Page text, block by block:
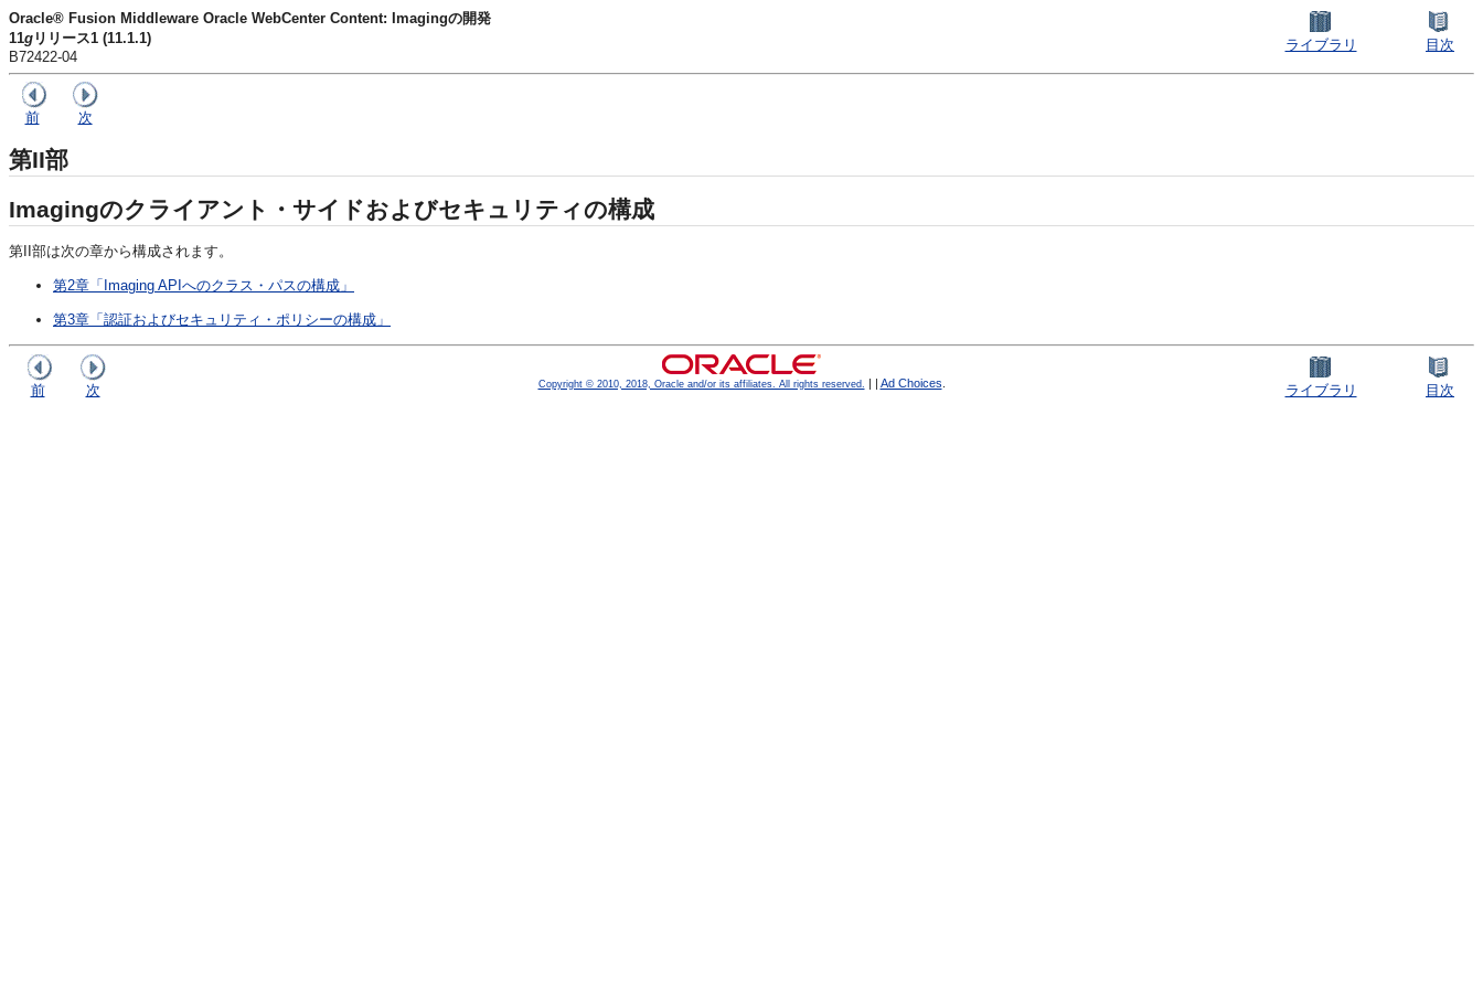
Oracle® Fusion Middleware Oracle WebCenter Content: Imagingの開発
11g リリース1 (11.1.1)
B72422-04
ライブラリ 目次
前 次
第II部
Imagingのクライアント・サイドおよびセキュリティの構成
第II部は次の章から構成されます。
第2章「Imaging APIへのクラス・パスの構成」
第3章「認証およびセキュリティ・ポリシーの構成」
前 次 Copyright © 2010, 2018, Oracle and/or its affiliates. All rights reserved. | | Ad Choices ライブラリ 目次